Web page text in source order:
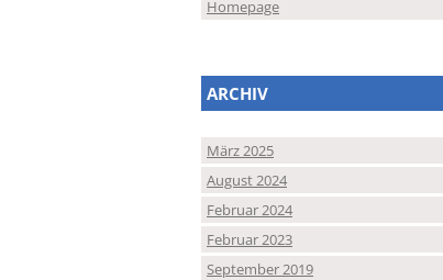
Homepage
ARCHIV
März 2025
August 2024
Februar 2024
Februar 2023
September 2019